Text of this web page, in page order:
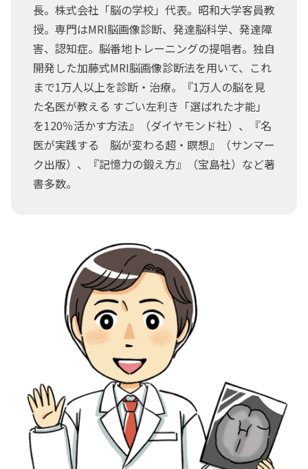
長。株式会社「脳の学校」代表。昭和大学客員教
授。専門はMRI脳画像診断、発達脳科学、発達障
害、認知症。脳番地トレーニングの提唱者。独自
開発した加藤式MRI脳画像診断法を用いて、これ
まで1万人以上を診断・治療。『1万人の脳を見
た名医が教える すごい左利き「選ばれた才能」
を120％活かす方法』（ダイヤモンド社）、『名
医が実践する 脳が変わる超・瞑想』（サンマー
ク出版）、『記憶力の鍛え方』（宝島社）など著
書多数。